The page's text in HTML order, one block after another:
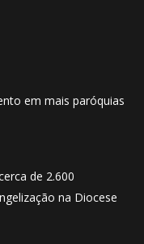
em mais paróquias
de 2.600
na Diocese